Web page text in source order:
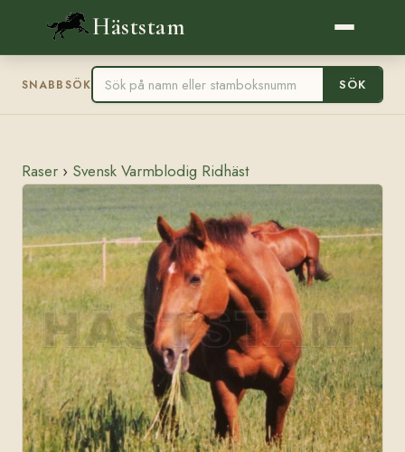
Häststam
SNABBSÖK SÖK
Raser › Svensk Varmblodig Ridhäst